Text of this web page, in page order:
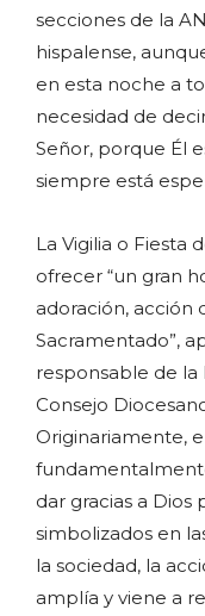
secciones de la
hispalense,
en esta noche a
necesidad de
Señor, porque Él
siempre está
La Vigilia o Fiesta
ofrecer “un gran
adoración, acción
Sacramentado”,
responsable de la
Consejo
Originariamente,
dar gracias a
simbolizados en
la sociedad, la
amplía y viene a